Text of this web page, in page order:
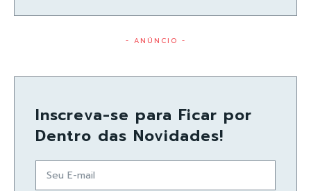
- ANÚNCIO -
Inscreva-se para Ficar por
Dentro das Novidades!